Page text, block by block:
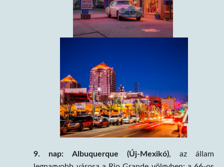
9. nap: Albuquerque (Új-Mexikó), az állam